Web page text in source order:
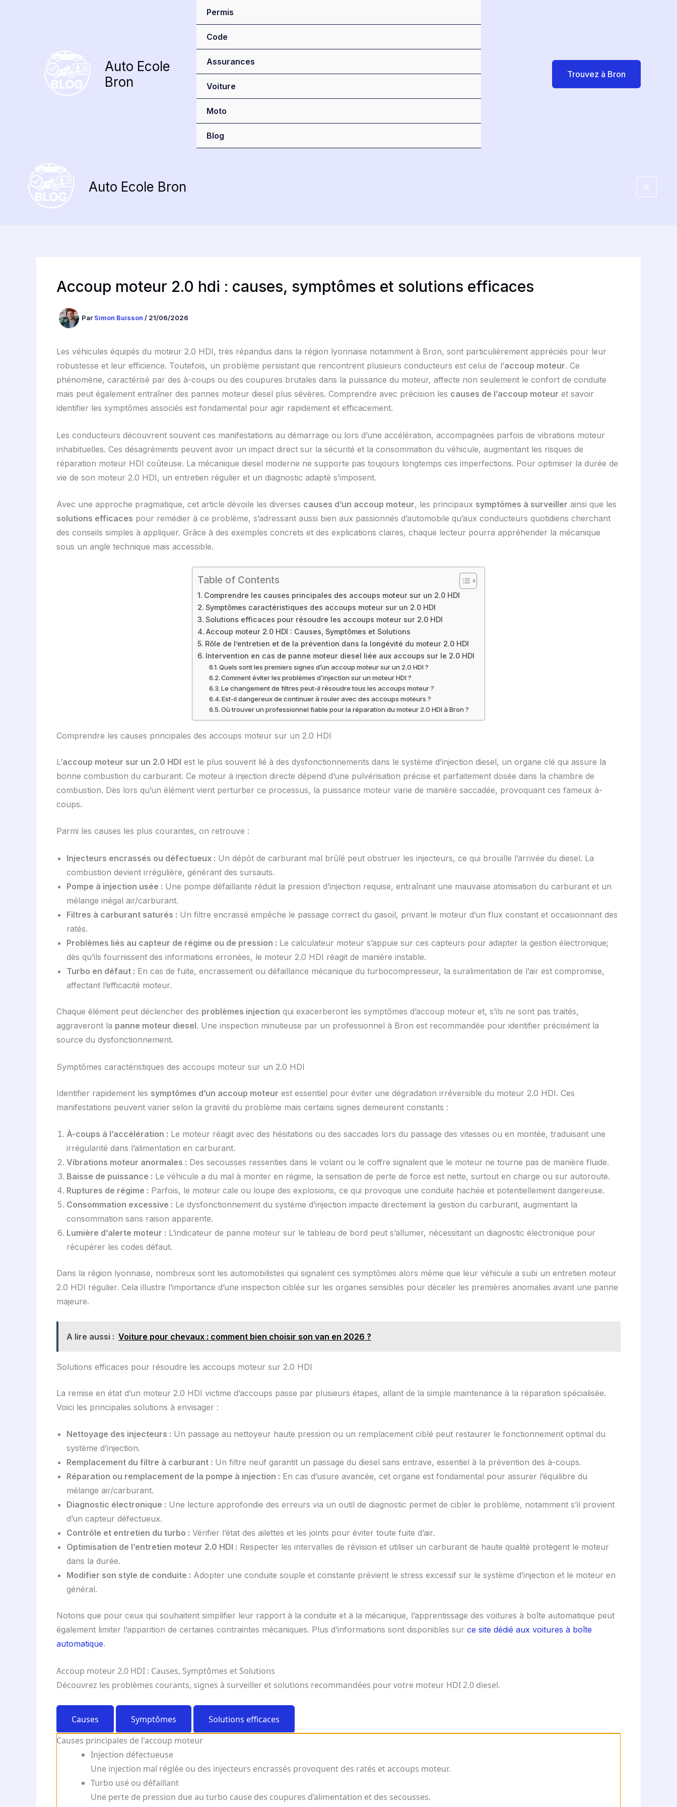
Auto Ecole
Bron
Permis
Code
Assurances
Voiture
Moto
Blog
Trouvez à Bron
Auto Ecole Bron
Accoup moteur 2.0 hdi : causes, symptômes et solutions efficaces
Par Simon Buisson / 21/06/2026
Les véhicules équipés du moteur 2.0 HDI, très répandus dans la région lyonnaise notamment à Bron, sont particulièrement appréciés pour leur
robustesse et leur efficience. Toutefois, un problème persistant que rencontrent plusieurs conducteurs est celui de l’accoup moteur. Ce
phénomène, caractérisé par des à-coups ou des coupures brutales dans la puissance du moteur, affecte non seulement le confort de conduite
mais peut également entraîner des pannes moteur diesel plus sévères. Comprendre avec précision les causes de l’accoup moteur et savoir
identifier les symptômes associés est fondamental pour agir rapidement et efficacement.
Les conducteurs découvrent souvent ces manifestations au démarrage ou lors d’une accélération, accompagnées parfois de vibrations moteur
inhabituelles. Ces désagréments peuvent avoir un impact direct sur la sécurité et la consommation du véhicule, augmentant les risques de
réparation moteur HDI coûteuse. La mécanique diesel moderne ne supporte pas toujours longtemps ces imperfections. Pour optimiser la durée de
vie de son moteur 2.0 HDI, un entretien régulier et un diagnostic adapté s’imposent.
Avec une approche pragmatique, cet article dévoile les diverses causes d’un accoup moteur, les principaux symptômes à surveiller ainsi que les
solutions efficaces pour remédier à ce problème, s’adressant aussi bien aux passionnés d’automobile qu’aux conducteurs quotidiens cherchant
des conseils simples à appliquer. Grâce à des exemples concrets et des explications claires, chaque lecteur pourra appréhender la mécanique
sous un angle technique mais accessible.
Table of Contents
Comprendre les causes principales des accoups moteur sur un 2.0 HDI
Symptômes caractéristiques des accoups moteur sur un 2.0 HDI
Solutions efficaces pour résoudre les accoups moteur sur 2.0 HDI
Accoup moteur 2.0 HDI : Causes, Symptômes et Solutions
Rôle de l’entretien et de la prévention dans la longévité du moteur 2.0 HDI
Intervention en cas de panne moteur diesel liée aux accoups sur le 2.0 HDI
Quels sont les premiers signes d’un accoup moteur sur un 2.0 HDI ?
Comment éviter les problèmes d’injection sur un moteur HDI ?
Le changement de filtres peut-il résoudre tous les accoups moteur ?
Est-il dangereux de continuer à rouler avec des accoups moteurs ?
Où trouver un professionnel fiable pour la réparation du moteur 2.0 HDI à Bron ?
Comprendre les causes principales des accoups moteur sur un 2.0 HDI
L’accoup moteur sur un 2.0 HDI est le plus souvent lié à des dysfonctionnements dans le système d’injection diesel, un organe clé qui assure la
bonne combustion du carburant. Ce moteur à injection directe dépend d’une pulvérisation précise et parfaitement dosée dans la chambre de
combustion. Dès lors qu’un élément vient perturber ce processus, la puissance moteur varie de manière saccadée, provoquant ces fameux à-
coups.
Parmi les causes les plus courantes, on retrouve :
Injecteurs encrassés ou défectueux : Un dépôt de carburant mal brûlé peut obstruer les injecteurs, ce qui brouille l’arrivée du diesel. La
combustion devient irrégulière, générant des sursauts.
Pompe à injection usée : Une pompe défaillante réduit la pression d’injection requise, entraînant une mauvaise atomisation du carburant et un
mélange inégal air/carburant.
Filtres à carburant saturés : Un filtre encrassé empêche le passage correct du gasoil, privant le moteur d’un flux constant et occasionnant des
ratés.
Problèmes liés au capteur de régime ou de pression : Le calculateur moteur s’appuie sur ces capteurs pour adapter la gestion électronique;
dès qu’ils fournissent des informations erronées, le moteur 2.0 HDI réagit de manière instable.
Turbo en défaut : En cas de fuite, encrassement ou défaillance mécanique du turbocompresseur, la suralimentation de l’air est compromise,
affectant l’efficacité moteur.
Chaque élément peut déclencher des problèmes injection qui exacerberont les symptômes d’accoup moteur et, s’ils ne sont pas traités,
aggraveront la panne moteur diesel. Une inspection minutieuse par un professionnel à Bron est recommandée pour identifier précisément la
source du dysfonctionnement.
Symptômes caractéristiques des accoups moteur sur un 2.0 HDI
Identifier rapidement les symptômes d’un accoup moteur est essentiel pour éviter une dégradation irréversible du moteur 2.0 HDI. Ces
manifestations peuvent varier selon la gravité du problème mais certains signes demeurent constants :
À-coups à l’accélération : Le moteur réagit avec des hésitations ou des saccades lors du passage des vitesses ou en montée, traduisant une
irrégularité dans l’alimentation en carburant.
Vibrations moteur anormales : Des secousses ressenties dans le volant ou le coffre signalent que le moteur ne tourne pas de manière fluide.
Baisse de puissance : Le véhicule a du mal à monter en régime, la sensation de perte de force est nette, surtout en charge ou sur autoroute.
Ruptures de régime : Parfois, le moteur cale ou loupe des explosions, ce qui provoque une conduite hachée et potentiellement dangereuse.
Consommation excessive : Le dysfonctionnement du système d’injection impacte directement la gestion du carburant, augmentant la
consommation sans raison apparente.
Lumière d’alerte moteur : L’indicateur de panne moteur sur le tableau de bord peut s’allumer, nécessitant un diagnostic électronique pour
récupérer les codes défaut.
Dans la région lyonnaise, nombreux sont les automobilistes qui signalent ces symptômes alors même que leur véhicule a subi un entretien moteur
2.0 HDI régulier. Cela illustre l’importance d’une inspection ciblée sur les organes sensibles pour déceler les premières anomalies avant une panne
majeure.
A lire aussi : Voiture pour chevaux : comment bien choisir son van en 2026 ?
Solutions efficaces pour résoudre les accoups moteur sur 2.0 HDI
La remise en état d’un moteur 2.0 HDI victime d’accoups passe par plusieurs étapes, allant de la simple maintenance à la réparation spécialisée.
Voici les principales solutions à envisager :
Nettoyage des injecteurs : Un passage au nettoyeur haute pression ou un remplacement ciblé peut restaurer le fonctionnement optimal du
système d’injection.
Remplacement du filtre à carburant : Un filtre neuf garantit un passage du diesel sans entrave, essentiel à la prévention des à-coups.
Réparation ou remplacement de la pompe à injection : En cas d’usure avancée, cet organe est fondamental pour assurer l’équilibre du
mélange air/carburant.
Diagnostic électronique : Une lecture approfondie des erreurs via un outil de diagnostic permet de cibler le problème, notamment s’il provient
d’un capteur défectueux.
Contrôle et entretien du turbo : Vérifier l’état des ailettes et les joints pour éviter toute fuite d’air.
Optimisation de l’entretien moteur 2.0 HDI : Respecter les intervalles de révision et utiliser un carburant de haute qualité protègent le moteur
dans la durée.
Modifier son style de conduite : Adopter une conduite souple et constante prévient le stress excessif sur le système d’injection et le moteur en
général.
Notons que pour ceux qui souhaitent simplifier leur rapport à la conduite et à la mécanique, l’apprentissage des voitures à boîte automatique peut
également limiter l’apparition de certaines contraintes mécaniques. Plus d’informations sont disponibles sur ce site dédié aux voitures à boîte
automatique.
Accoup moteur 2.0 HDI : Causes, Symptômes et Solutions
Découvrez les problèmes courants, signes à surveiller et solutions recommandées pour votre moteur HDI 2.0 diesel.
Causes Symptômes
Solutions efficaces
Causes principales de l'accoup moteur
Injection défectueuse
Une injection mal réglée ou des injecteurs encrassés provoquent des ratés et accoups moteur.
Turbo usé ou défaillant
Une perte de pression due au turbo cause des coupures d’alimentation et des secousses.